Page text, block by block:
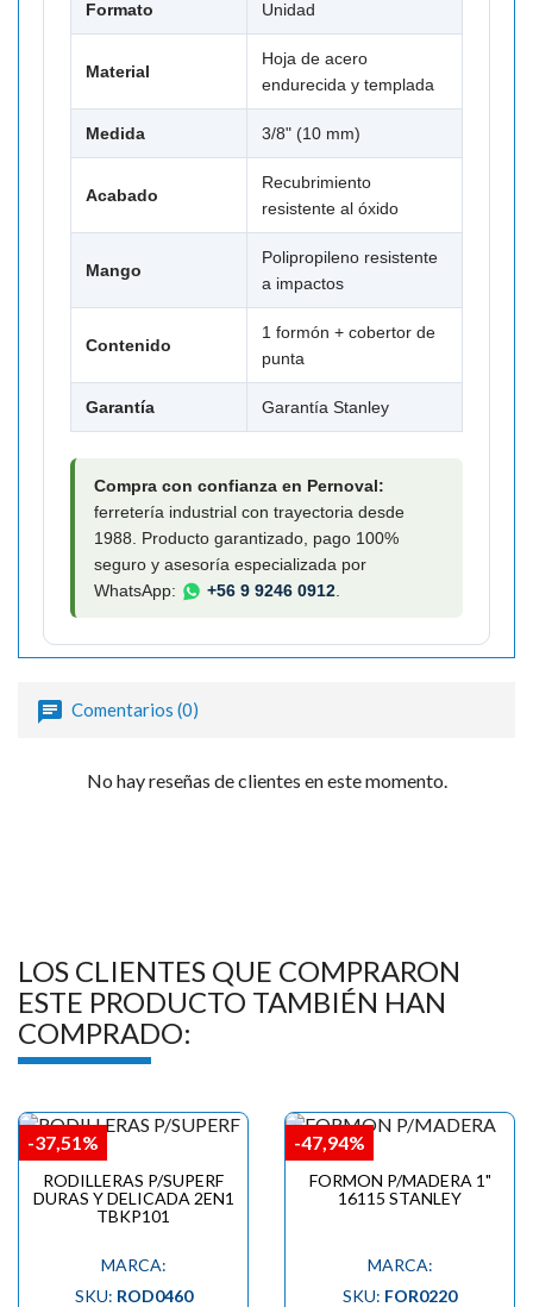
Formato Unidad
Material
Hoja de acero
endurecida y templada
Medida 3/8" (10 mm)
Acabado
Recubrimiento
resistente al óxido
Mango
Polipropileno resistente
a impactos
Contenido
1 formón + cobertor de
punta
Garantía Garantía Stanley
Compra con confianza en Pernoval:
ferretería industrial con trayectoria desde
1988. Producto garantizado, pago 100%
seguro y asesoría especializada por
WhatsApp:
+56 9 9246 0912
Comentarios (0)
No hay reseñas de clientes en este momento.
LOS CLIENTES QUE COMPRARON
ESTE PRODUCTO TAMBIÉN HAN
COMPRADO:
RODILLERAS P/SUPERF
DURAS Y DELICADA 2EN1
TBKP101
MARCA:
SKU: ROD0460
-37,51%
FORMON P/MADERA 1"
16115 STANLEY
MARCA:
SKU: FOR0220
-47,94%